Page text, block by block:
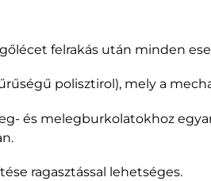
felrakás után minden
polisztirol), mely a
és melegburkolatokhoz
ragasztással lehetséges.